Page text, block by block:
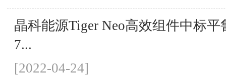
晶科能源Tiger Neo高效组件中标
7...
[2022-04-24]